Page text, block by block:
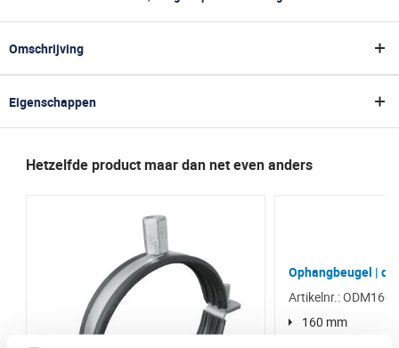
Omschrijving
bevestigen van ronde ventilatiekanalen. Deze ophangbeugel is
Materiaal: Gegalvaniseerd staal
Bevestiging: M8 & M10 draadstang
Type: Ophangbeugel zonder rubber
Waarom kopen bij VentilatieTotaal.nl
Bij VentilatieTotaal.nl profiteert u van een grote voorraad en snelle
levering van al onze producten. U kunt uw bestelling direct afhalen bij
Eigenschappen
150 mm
Rond
Hetzelfde product maar dan net even anders
Ophangbeugel |
Artikelnr.:
160 mm